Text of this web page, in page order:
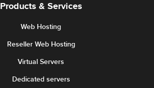
Products & Services
Web Hosting
Reseller Web Hosting
Virtual Servers
Dedicated servers